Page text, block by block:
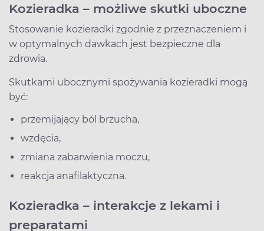
Kozieradka – możliwe skutki uboczne
Stosowanie kozieradki zgodnie z przeznaczeniem i
w optymalnych dawkach jest bezpieczne dla
zdrowia.
Skutkami ubocznymi spożywania kozieradki mogą
być:
przemijający ból brzucha,
wzdęcia,
zmiana zabarwienia moczu,
reakcja anafilaktyczna.
Kozieradka – interakcje z lekami i
preparatami